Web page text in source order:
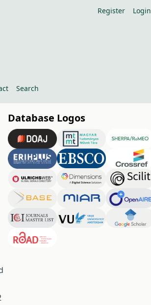
Register Login
Search
Database Logos